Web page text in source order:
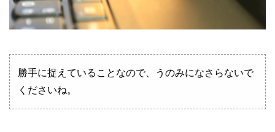
勝手に捉えていることなので、うのみになさらないで
くださいね。